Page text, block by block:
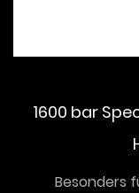
1600 bar
Besonders